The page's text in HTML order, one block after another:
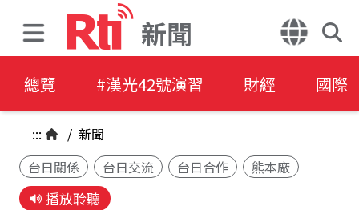
新聞
總覽 #漢光42號演習 財經 國際
::: / 新聞
台日關係
台日交流 台日合作 熊本廠
播放聆聽